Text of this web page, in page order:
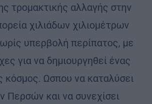
τρομακτικής αλλαγής στην
χιλιάδων χιλιομέτρων
υπερβολή περίπατος, με
για να δημιουργηθεί ένας
κόσμος. Ωσπου να καταλύσει
Περσών και να συνεχίσει